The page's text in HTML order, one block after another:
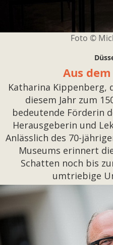
Foto ©
Aus
Katharina Kippenberg,
diesem Jahr zum
bedeutende Förderin
Herausgeberin und
Anlässlich des 70-
Museums erinnert
Schatten noch bis
umtriebige